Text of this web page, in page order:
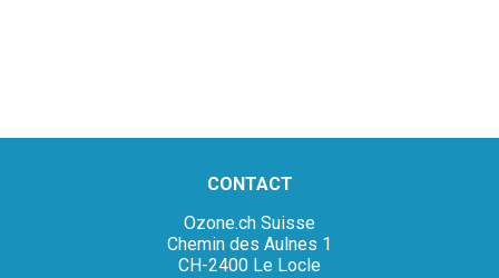
CONTACT
Ozone.ch Suisse
Chemin des Aulnes 1
CH-2400 Le Locle